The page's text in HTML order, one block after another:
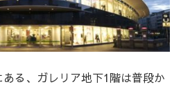
る、ガレリア地下1階は普段か